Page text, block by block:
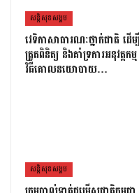
សន្តិសុខសង្គម
វេទិកាសាធារណៈថ្នាក់ជាតិ ដើម្
ត្រួតពិនិត្យ និងគាំទ្រការអនុវត្តកម្ម
វិធីគោលនយោបាយ…
សន្តិសុខសង្គម